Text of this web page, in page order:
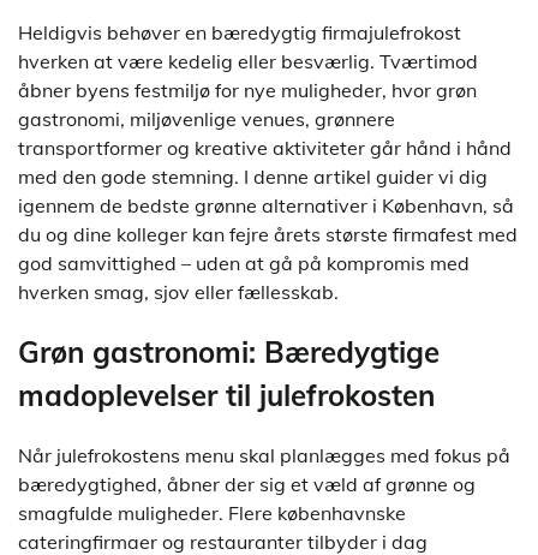
Heldigvis behøver en bæredygtig firmajulefrokost
hverken at være kedelig eller besværlig. Tværtimod
åbner byens festmiljø for nye muligheder, hvor grøn
gastronomi, miljøvenlige venues, grønnere
transportformer og kreative aktiviteter går hånd i hånd
med den gode stemning. I denne artikel guider vi dig
igennem de bedste grønne alternativer i København, så
du og dine kolleger kan fejre årets største firmafest med
god samvittighed – uden at gå på kompromis med
hverken smag, sjov eller fællesskab.
Grøn gastronomi: Bæredygtige
madoplevelser til julefrokosten
Når julefrokostens menu skal planlægges med fokus på
bæredygtighed, åbner der sig et væld af grønne og
smagfulde muligheder. Flere københavnske
cateringfirmaer og restauranter tilbyder i dag